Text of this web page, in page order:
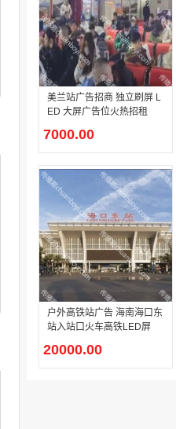
美兰站广告招商 独立刷屏 L
ED 大屏广告位火热招租
7000.00
户外高铁站广告 海南海口东
站入站口火车高铁LED屏
20000.00